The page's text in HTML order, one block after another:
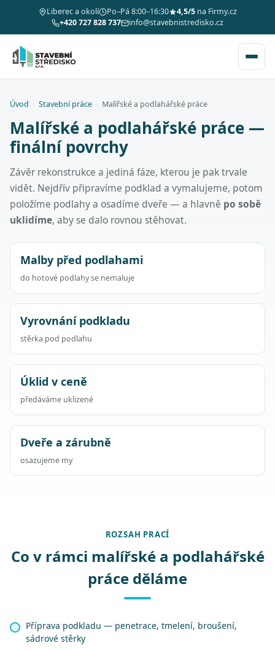
Liberec a okolí Po–Pá 8:00–16:30 4,5/5na Firmy.cz
+420 727 828 737
info@stavebnistredisko.cz
Úvod Stavební práce Malířské a podlahářské práce
Malířské a podlahářské práce —
finální povrchy
Závěr rekonstrukce a jediná fáze, kterou je pak trvale
vidět. Nejdřív připravíme podklad a vymalujeme, potom
položíme podlahy a osadíme dveře — a hlavně po sobě
uklidíme, aby se dalo rovnou stěhovat.
Malby před podlahami
do hotové podlahy se nemaluje
Vyrovnání podkladu
stěrka pod podlahu
Úklid v ceně
předáváme uklizené
Dveře a zárubně
osazujeme my
ROZSAH PRACÍ
Co v rámci malířské a podlahářské
práce děláme
Příprava podkladu — penetrace, tmelení, broušení,
sádrové stěrky